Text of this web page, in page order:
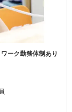
ーク勤務体制あり